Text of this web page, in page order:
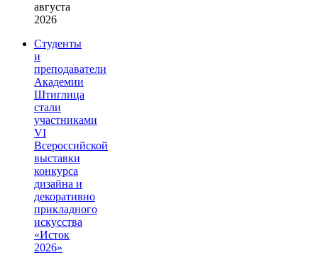
августа
2026
Студенты
и
преподаватели
Академии
Штиглица
стали
участниками
VI
Всероссийской
выставки
конкурса
дизайна и
декоративно
прикладного
искусства
«Исток
2026»